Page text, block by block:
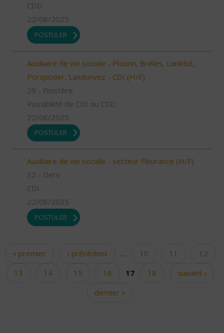
CDD
22/08/2025
POSTULER
Auxiliaire de vie sociale - Plourin, Brélès, Lanildut,
Porspoder, Landunvez - CDI (H/F)
29 - Finistère
Possibilité de CDI ou CDD
22/08/2025
POSTULER
Auxiliaire de vie sociale - secteur Fleurance (H/F)
32 - Gers
CDI
22/08/2025
POSTULER
Pages
« premier ‹ précédent … 10 11
12
13
14 15 16 17 18
suivant ›
dernier »